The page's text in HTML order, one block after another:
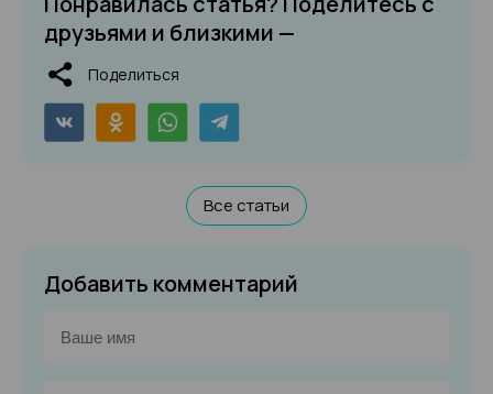
друзьями и близкими —
Поделиться
Все статьи
Добавить комментарий